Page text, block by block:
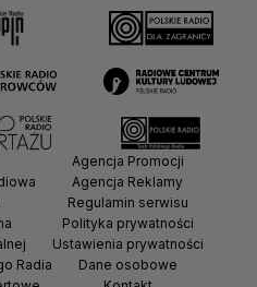
Radia
Agencja Promocji
Agencja Reklamy
Regulamin serwisu
Polityka prywatności
Ustawienia prywatności
Dane osobowe